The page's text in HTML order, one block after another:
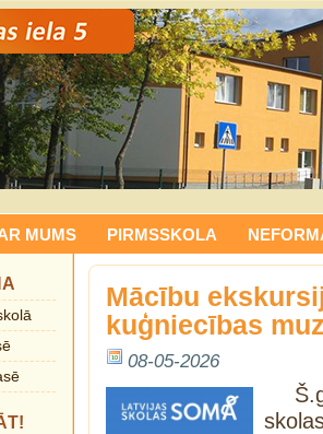
MUMS PIRMSSKOLA
Mācību
kuģniecības
08-05-2026